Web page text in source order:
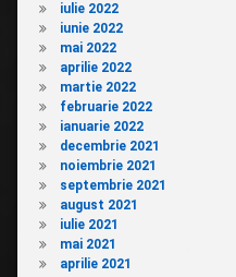
iulie 2022
iunie 2022
mai 2022
aprilie 2022
martie 2022
februarie 2022
ianuarie 2022
decembrie 2021
noiembrie 2021
septembrie 2021
august 2021
iulie 2021
mai 2021
aprilie 2021